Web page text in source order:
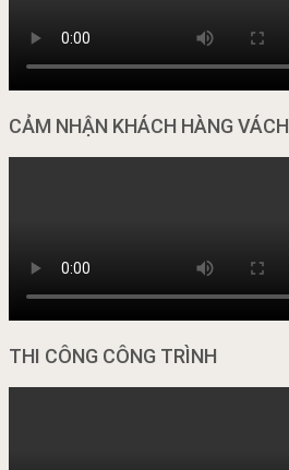
CẢM NHẬN KHÁCH HÀNG
THI CÔNG CÔNG TRÌNH